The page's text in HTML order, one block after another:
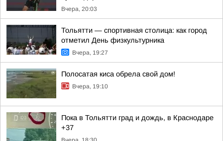
Вчера, 20:03
Тольятти — спортивная столица: как город
отметил День физкультурника
Вчера, 19:27
Полосатая киса обрела свой дом!
Вчера, 19:10
Пока в Тольятти град и дождь, в Краснодаре
+37